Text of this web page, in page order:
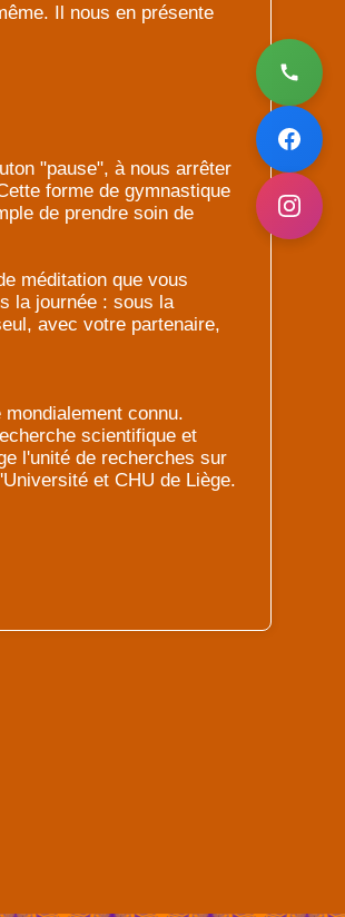
Il nous en présente
"pause", à nous arrêter
forme de gymnastique
de prendre soin de
méditation que vous
la journée : sous la
avec votre partenaire,
connu.
scientifique et
l'unité de recherches sur
et CHU de Liège.